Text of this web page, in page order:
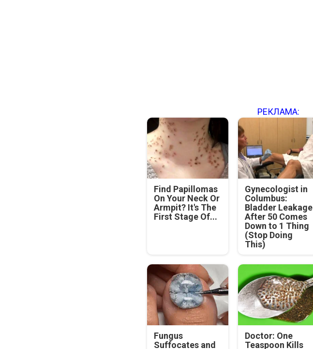
РЕКЛАМА:
Find Papillomas
On Your Neck Or
Armpit? It's The
First Stage Of...
Gynecologist in
Columbus:
Bladder Leakage
After 50 Comes
Down to 1 Thing
(Stop Doing
This)
Fungus
Suffocates and
Doctor: One
Teaspoon Kills